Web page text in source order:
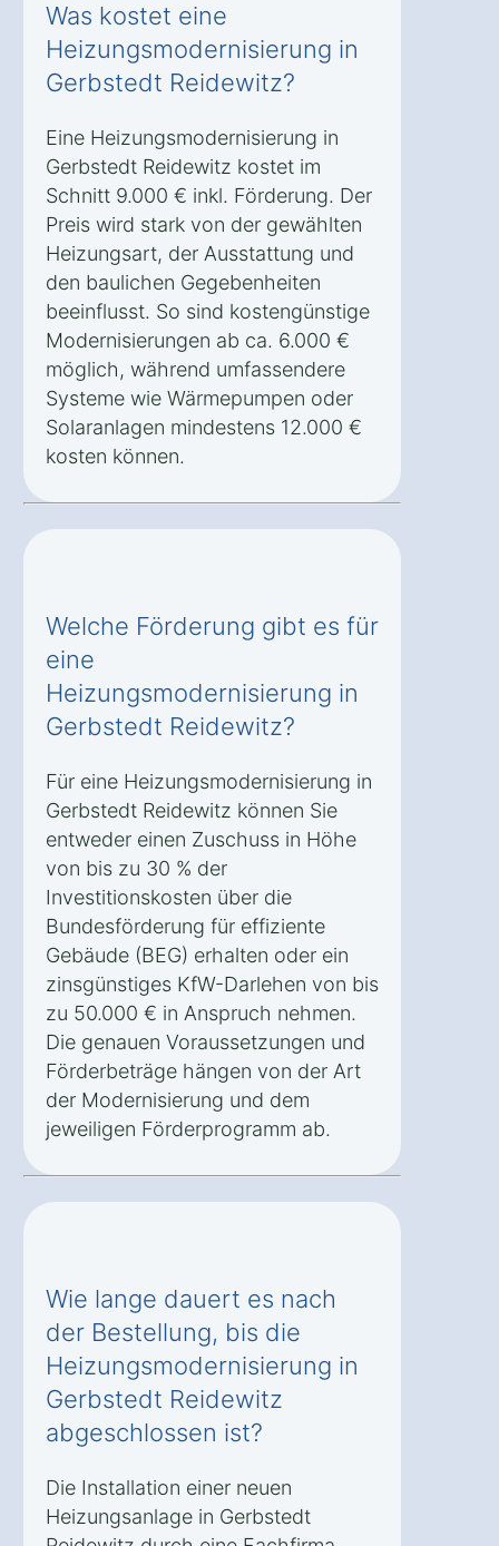
Was kostet eine
Heizungsmodernisierung in
Gerbstedt Reidewitz?
Eine Heizungsmodernisierung in
Gerbstedt Reidewitz kostet im
Schnitt 9.000 € inkl. Förderung. Der
Preis wird stark von der gewählten
Heizungsart, der Ausstattung und
den baulichen Gegebenheiten
beeinflusst. So sind kostengünstige
Modernisierungen ab ca. 6.000 €
möglich, während umfassendere
Systeme wie Wärmepumpen oder
Solaranlagen mindestens 12.000 €
kosten können.
Welche Förderung gibt es für
eine
Heizungsmodernisierung in
Gerbstedt Reidewitz?
Für eine Heizungsmodernisierung in
Gerbstedt Reidewitz können Sie
entweder einen Zuschuss in Höhe
von bis zu 30 % der
Investitionskosten über die
Bundesförderung für effiziente
Gebäude (BEG) erhalten oder ein
zinsgünstiges KfW-Darlehen von bis
zu 50.000 € in Anspruch nehmen.
Die genauen Voraussetzungen und
Förderbeträge hängen von der Art
der Modernisierung und dem
jeweiligen Förderprogramm ab.
Wie lange dauert es nach
der Bestellung, bis die
Heizungsmodernisierung in
Gerbstedt Reidewitz
abgeschlossen ist?
Die Installation einer neuen
Heizungsanlage in Gerbstedt